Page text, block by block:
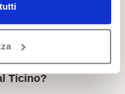
limitazioni motorie
dell'immobile.
un
Ticino?